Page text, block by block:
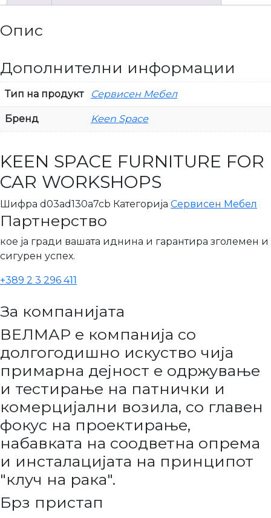
Опис
Дополнителни информации
Тип на продукт Сервисен Мебел
Бренд Keen Space
KEEN SPACE FURNITURE FOR
CAR WORKSHOPS
Шифра d03ad130a7cb Категорија Сервисен Мебел
Партнерство
кое ја гради вашата иднина и гарантира зголемен и
сигурен успех.
+389 2 3 296 411
За компанијата
ВЕЛМАР е компанија со
долгогодишно искуство чија
примарна дејност е одржување
и тестирање на патнички и
комерцијални возила, со главен
фокус на проектирање,
набавката на соодветна опрема
и инсталацијата на принципот
"клуч на рака".
Брз пристап